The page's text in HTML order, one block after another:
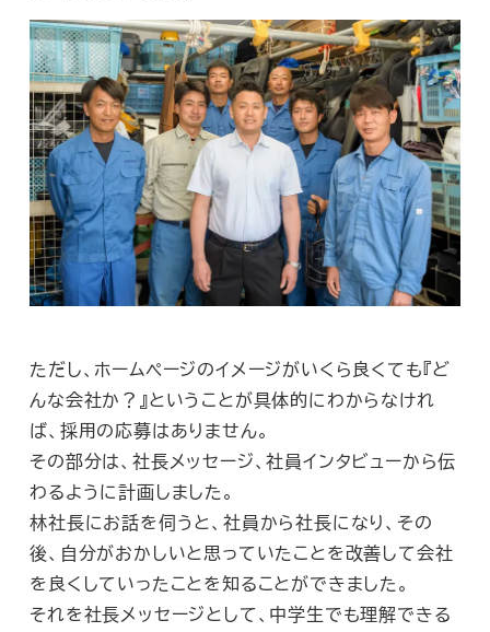
ただし、ホームページのイメージがいくら良くても『ど
んな会社か？』ということが具体的にわからなけれ
ば、採用の応募はありません。
その部分は、社長メッセージ、社員インタビューから伝
わるように計画しました。
林社長にお話を伺うと、社員から社長になり、その
後、自分がおかしいと思っていたことを改善して会社
を良くしていったことを知ることができました。
それを社長メッセージとして、中学生でも理解できる